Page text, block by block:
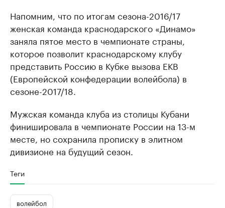
Напомним, что по итогам сезона-2016/17
женская команда краснодарского «Динамо»
заняла пятое место в чемпионате страны,
которое позволит краснодарскому клубу
представить Россию в Кубке вызова ЕКВ
(Европейской конфедерации волейбола) в
сезоне-2017/18.
Мужская команда клуба из столицы Кубани
финишировала в чемпионате России на 13-м
месте, но сохранила прописку в элитном
дивизионе на будущий сезон.
Теги
волейбол